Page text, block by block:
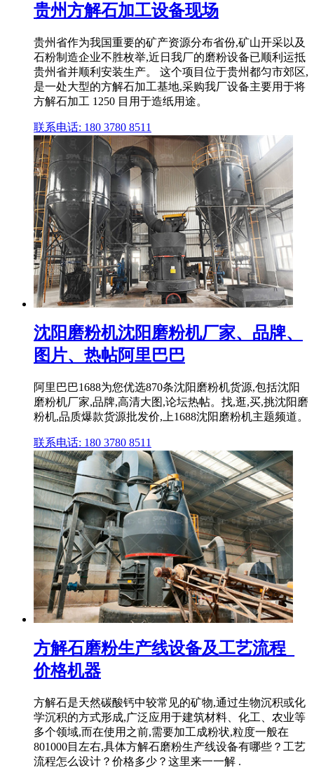
贵州方解石加工设备现场
贵州省作为我国重要的矿产资源分布省份,矿山开采以及
石粉制造企业不胜枚举,近日我厂的磨粉设备已顺利运抵
贵州省并顺利安装生产。 这个项目位于贵州都匀市郊区,
是一处大型的方解石加工基地,采购我厂设备主要用于将
方解石加工 1250 目用于造纸用途。
联系电话: 180 3780 8511
沈阳磨粉机沈阳磨粉机厂家、品牌、
图片、热帖阿里巴巴
阿里巴巴1688为您优选870条沈阳磨粉机货源,包括沈阳
磨粉机厂家,品牌,高清大图,论坛热帖。找,逛,买,挑沈阳磨
粉机,品质爆款货源批发价,上1688沈阳磨粉机主题频道。
联系电话: 180 3780 8511
方解石磨粉生产线设备及工艺流程_
价格机器
方解石是天然碳酸钙中较常见的矿物,通过生物沉积或化
学沉积的方式形成,广泛应用于建筑材料、化工、农业等
多个领域,而在使用之前,需要加工成粉状,粒度一般在
801000目左右,具体方解石磨粉生产线设备有哪些？工艺
流程怎么设计？价格多少？这里来一一解 .